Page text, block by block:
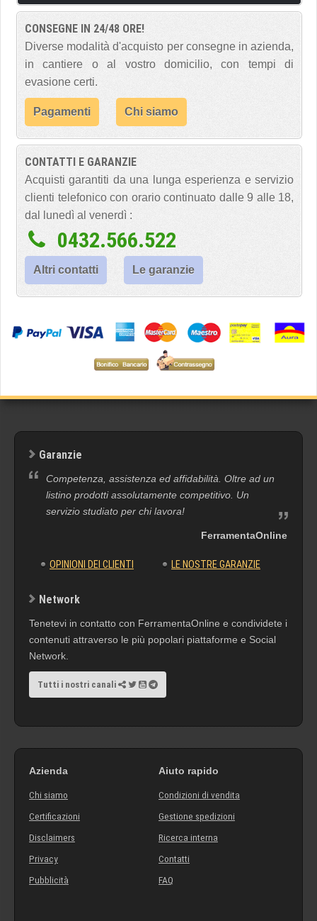
CONSEGNE IN 24/48 ORE!
Diverse modalità d'acquisto per consegne in azienda,
in cantiere o al vostro domicilio, con tempi di
evasione certi.
Pagamenti Chi siamo
CONTATTI E GARANZIE
Acquisti garantiti da una lunga esperienza e servizio
clienti telefonico con orario continuato dalle 9 alle 18,
dal lunedì al venerdì :
0432.566.522
Altri contatti Le garanzie
Garanzie
Competenza, assistenza ed affidabilità. Oltre ad un
listino prodotti assolutamente competitivo. Un
servizio studiato per chi lavora!
FerramentaOnline
OPINIONI DEI CLIENTI LE NOSTRE GARANZIE
Network
Tenetevi in contatto con FerramentaOnline e condividete i
contenuti attraverso le più popolari piattaforme e Social
Network.
Tutti i nostri canali
Azienda
Chi siamo
Certificazioni
Disclaimers
Privacy
Pubblicità
Aiuto rapido
Condizioni di vendita
Gestione spedizioni
Ricerca interna
Contatti
FAQ